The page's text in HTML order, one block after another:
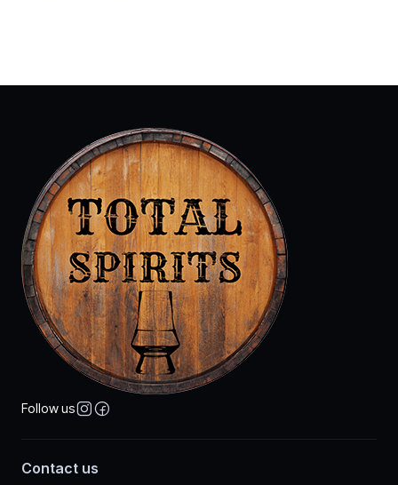
Follow us
Contact us